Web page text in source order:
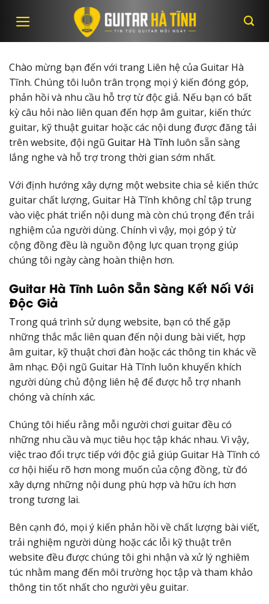
Chào mừng bạn đến với trang Liên hệ của Guitar Hà
Tĩnh. Chúng tôi luôn trân trọng mọi ý kiến đóng góp,
phản hồi và nhu cầu hỗ trợ từ độc giả. Nếu bạn có bất
kỳ câu hỏi nào liên quan đến hợp âm guitar, kiến thức
guitar, kỹ thuật guitar hoặc các nội dung được đăng tải
trên website, đội ngũ Guitar Hà Tĩnh luôn sẵn sàng
lắng nghe và hỗ trợ trong thời gian sớm nhất.
Với định hướng xây dựng một website chia sẻ kiến thức
guitar chất lượng, Guitar Hà Tĩnh không chỉ tập trung
vào việc phát triển nội dung mà còn chú trọng đến trải
nghiệm của người dùng. Chính vì vậy, mọi góp ý từ
cộng đồng đều là nguồn động lực quan trọng giúp
chúng tôi ngày càng hoàn thiện hơn.
Guitar Hà Tĩnh Luôn Sẵn Sàng Kết Nối Với
Độc Giả
Trong quá trình sử dụng website, bạn có thể gặp
những thắc mắc liên quan đến nội dung bài viết, hợp
âm guitar, kỹ thuật chơi đàn hoặc các thông tin khác về
âm nhạc. Đội ngũ Guitar Hà Tĩnh luôn khuyến khích
người dùng chủ động liên hệ để được hỗ trợ nhanh
chóng và chính xác.
Chúng tôi hiểu rằng mỗi người chơi guitar đều có
những nhu cầu và mục tiêu học tập khác nhau. Vì vậy,
việc trao đổi trực tiếp với độc giả giúp Guitar Hà Tĩnh có
cơ hội hiểu rõ hơn mong muốn của cộng đồng, từ đó
xây dựng những nội dung phù hợp và hữu ích hơn
trong tương lai.
Bên cạnh đó, mọi ý kiến phản hồi về chất lượng bài viết,
trải nghiệm người dùng hoặc các lỗi kỹ thuật trên
website đều được chúng tôi ghi nhận và xử lý nghiêm
túc nhằm mang đến môi trường học tập và tham khảo
thông tin tốt nhất cho người yêu guitar.